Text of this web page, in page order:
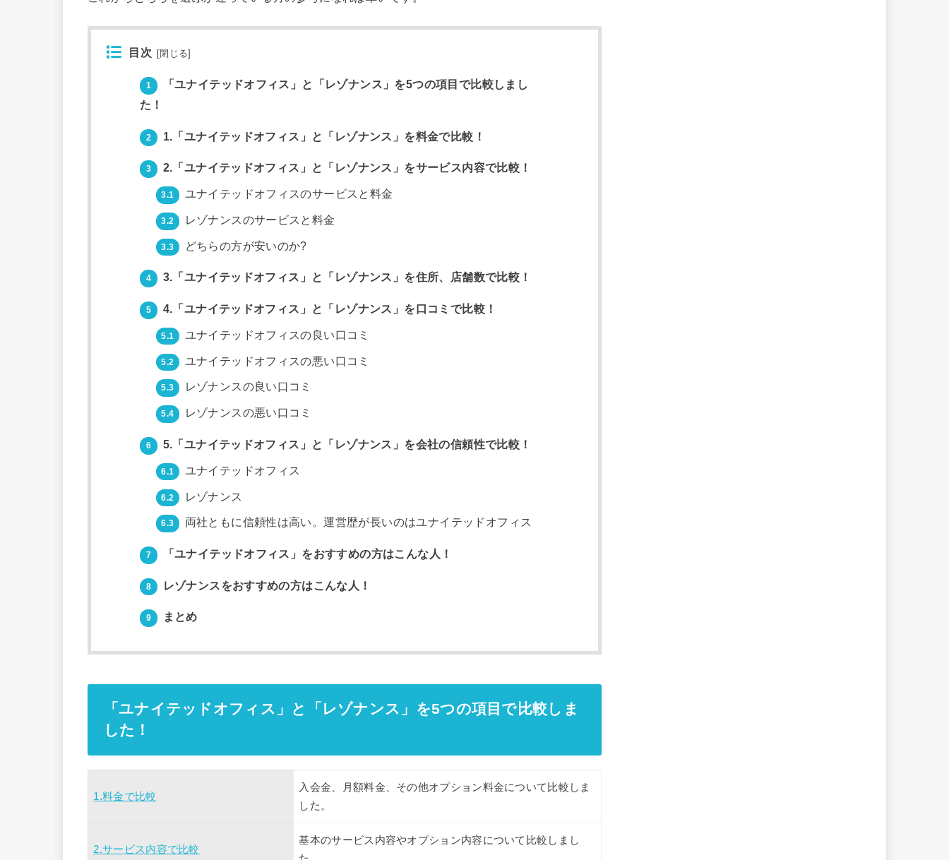
目次 閉じる
1
「ユナイテッドオフィス」と「レゾナンス」を5つの項目で比較しまし
た！
2 1.「ユナイテッドオフィス」と「レゾナンス」を料金で比較！
3 2.「ユナイテッドオフィス」と「レゾナンス」をサービス内容で比較！
3.1 ユナイテッドオフィスのサービスと料金
3.2 レゾナンスのサービスと料金
3.3 どちらの方が安いのか?
4 3.「ユナイテッドオフィス」と「レゾナンス」を住所、店舗数で比較！
5 4.「ユナイテッドオフィス」と「レゾナンス」を口コミで比較！
5.1 ユナイテッドオフィスの良い口コミ
5.2 ユナイテッドオフィスの悪い口コミ
5.3 レゾナンスの良い口コミ
5.4 レゾナンスの悪い口コミ
6 5.「ユナイテッドオフィス」と「レゾナンス」を会社の信頼性で比較！
6.1 ユナイテッドオフィス
6.2 レゾナンス
6.3 両社ともに信頼性は高い。運営歴が長いのはユナイテッドオフィス
7 「ユナイテッドオフィス」をおすすめの方はこんな人！
8 レゾナンスをおすすめの方はこんな人！
9 まとめ
「ユナイテッドオフィス」と「レゾナンス」を5つの項目で比較しま
した！
1.料金で比較
入会金、月額料金、その他オプション料金について比較しま
した。
2.サービス内容で比較
基本のサービス内容やオプション内容について比較しまし